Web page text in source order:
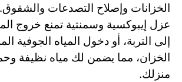
الخزانات وإصلاح التصدعات
عزل إيبوكسية وسمنتية تمنع خروج
إلى التربة، أو دخول المياه الجوفية
الخزان، مما يضمن لك مياه نظيفة
منزلك.